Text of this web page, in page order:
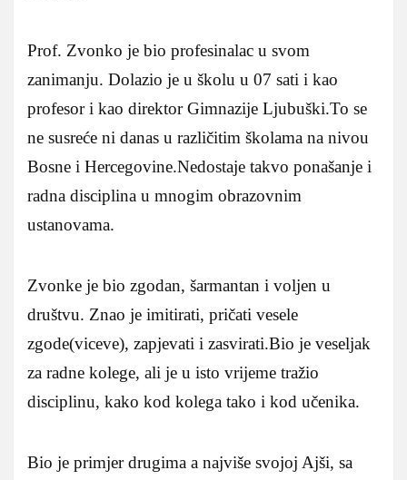
Prof. Zvonko je bio profesinalac u svom
zanimanju. Dolazio je u školu u 07 sati i kao
profesor i kao direktor Gimnazije Ljubuški.To se
ne susreće ni danas u različitim školama na nivou
Bosne i Hercegovine.Nedostaje takvo ponašanje i
radna disciplina u mnogim obrazovnim
ustanovama.
Zvonke je bio zgodan, šarmantan i voljen u
društvu. Znao je imitirati, pričati vesele
zgode(viceve), zapjevati i zasvirati.Bio je veseljak
za radne kolege, ali je u isto vrijeme tražio
disciplinu, kako kod kolega tako i kod učenika.
Bio je primjer drugima a najviše svojoj Ajši, sa